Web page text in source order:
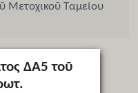
Μετοχικοῦ Ταμείου
ΔΑ5 τοῦ